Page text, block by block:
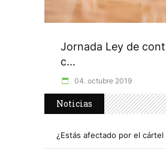
Jornada Ley de
c...
04. octubre 2019
Noticias
¿Estás afectado por el cártel